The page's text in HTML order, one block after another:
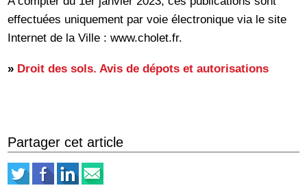
effectuées uniquement par voie électronique via le site
Internet de la Ville : www.cholet.fr.
» Droit des sols. Avis de dépots et autorisations
Partager cet article